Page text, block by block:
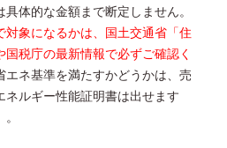
体的な金額まで断定しません。
対象になるかは、国土交通省「住
税庁の最新情報で必ずご確認く
エネ基準を満たすかどうかは、売
ネルギー性能証明書は出せます